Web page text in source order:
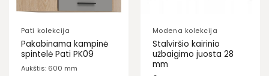
Pati kolekcija
Pakabinama kampinė
spintelė Pati PK09
Aukštis: 600 mm
Modena kolekcija
Stalviršio kairinio
užbaigimo juosta 28
mm